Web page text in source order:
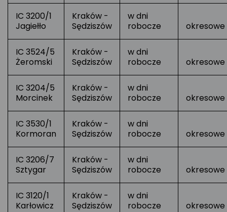
IC 3200/1
Jagiełło
Kraków -
Sędziszów
w dni
robocze
okresowe
IC 3524/5
Żeromski
Kraków -
Sędziszów
w dni
robocze
okresowe
IC 3204/5
Morcinek
Kraków -
Sędziszów
w dni
robocze
okresowe
IC 3530/1
Kormoran
Kraków -
Sędziszów
w dni
robocze
okresowe
IC 3206/7
Sztygar
Kraków -
Sędziszów
w dni
robocze
okresowe
IC 3120/1
Karłowicz
Kraków -
Sędziszów
w dni
robocze
okresowe